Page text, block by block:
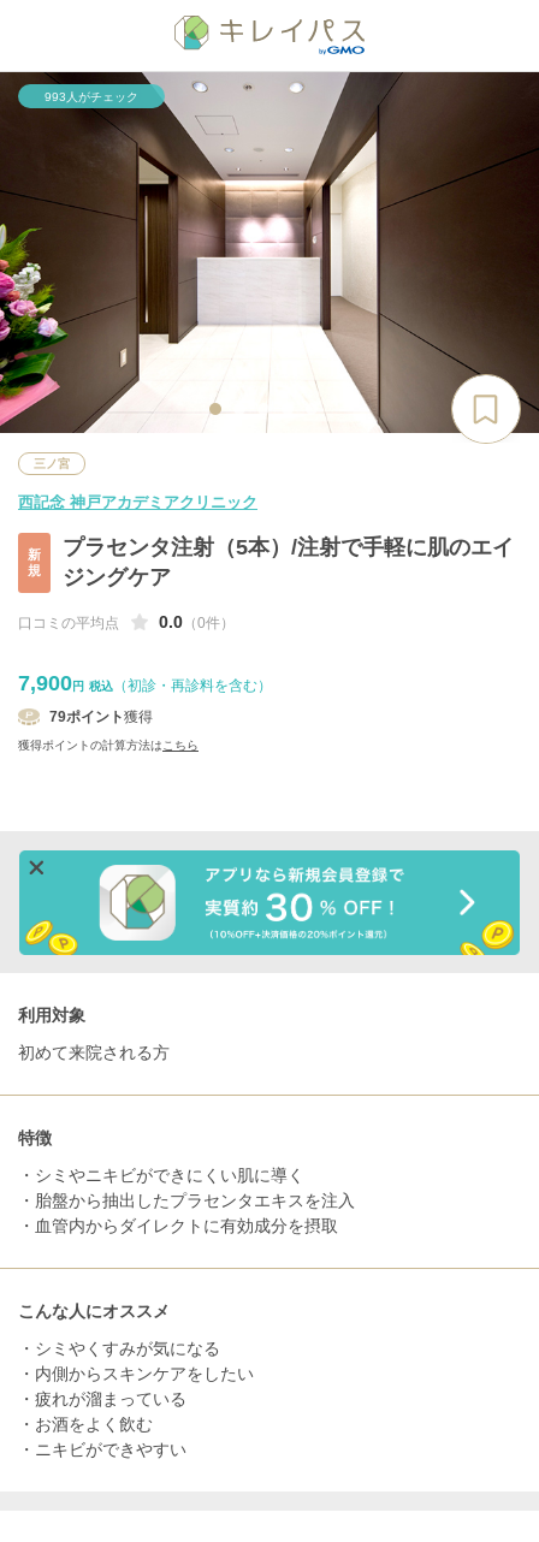
993人がチェック
三ノ宮
西記念 神戸アカデミアクリニック
新
規
プラセンタ注射（5本）/注射で手軽に肌のエイ
ジングケア
口コミの平均点 0.0 （0件）
7,900円 税込
（初診・再診料を含む）
79ポイント獲得
獲得ポイントの計算方法は こちら
利用対象
初めて来院される方
特徴
・シミやニキビができにくい肌に導く
・胎盤から抽出したプラセンタエキスを注入
・血管内からダイレクトに有効成分を摂取
こんな人にオススメ
・シミやくすみが気になる
・内側からスキンケアをしたい
・疲れが溜まっている
・お酒をよく飲む
・ニキビができやすい